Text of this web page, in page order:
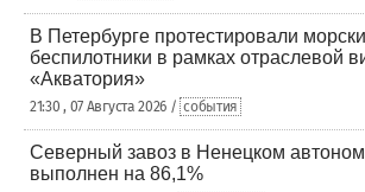
В Петербурге протестировали
беспилотники в рамках отраслевой
«Акватория»
21:30 , 07 Августа 2026 / события
Северный завоз в Ненецком
выполнен на 86,1%